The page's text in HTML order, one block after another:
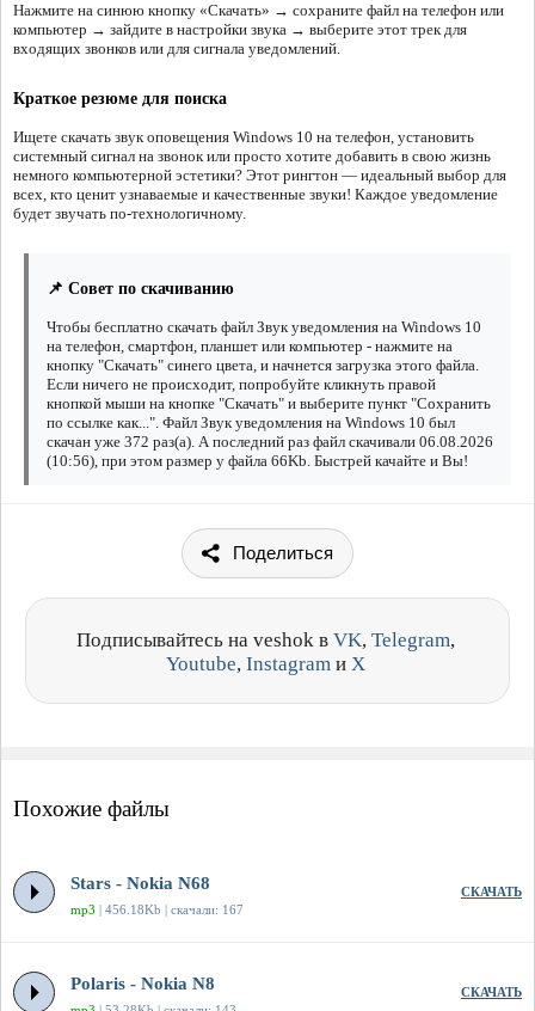
Нажмите на синюю кнопку «Скачать» → сохраните файл на телефон или
компьютер → зайдите в настройки звука → выберите этот трек для
входящих звонков или для сигнала уведомлений.
Краткое резюме для поиска
Ищете скачать звук оповещения Windows 10 на телефон, установить
системный сигнал на звонок или просто хотите добавить в свою жизнь
немного компьютерной эстетики? Этот рингтон — идеальный выбор для
всех, кто ценит узнаваемые и качественные звуки! Каждое уведомление
будет звучать по-технологичному.
📌 Совет по скачиванию
Чтобы бесплатно скачать файл Звук уведомления на Windows 10
на телефон, смартфон, планшет или компьютер - нажмите на
кнопку "Скачать" синего цвета, и начнется загрузка этого файла.
Если ничего не происходит, попробуйте кликнуть правой
кнопкой мыши на кнопке "Скачать" и выберите пункт "Сохранить
по ссылке как...". Файл Звук уведомления на Windows 10 был
скачан уже 372 раз(а). А последний раз файл скачивали 06.08.2026
(10:56), при этом размер у файла 66Kb. Быстрей качайте и Вы!
Поделиться
Подписывайтесь на veshok в VK, Telegram,
Youtube, Instagram и X
Похожие файлы
Stars - Nokia N68
mp3 | 456.18Kb | скачали: 167
СКАЧАТЬ
Polaris - Nokia N8 СКАЧАТЬ